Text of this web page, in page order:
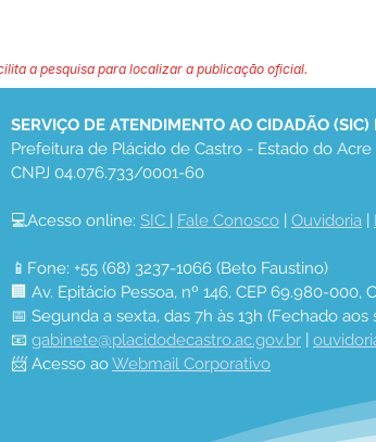
a pesquisa para localizar a publicação oficial.
SERVIÇO DE ATENDIMENTO AO CIDADÃO (SIC)
Prefeitura de Plácido de Castro - Estado do Acre
CNPJ 04.076.733/0001-60
💻Acesso online: SIC | Fale Conosco | Ouvidoria |
📱Fone: +55 (68) 3237-1066 (Beto Faustino)
🏢 Av. Epitácio Pessoa, nº 146, CEP 69.980-000,
📅 Segunda a sexta, das 7h às 13h (Fechado
📧 gabinete@placidodecastro.ac.gov.br |
📨 Acesso ao Webmail Corporativo